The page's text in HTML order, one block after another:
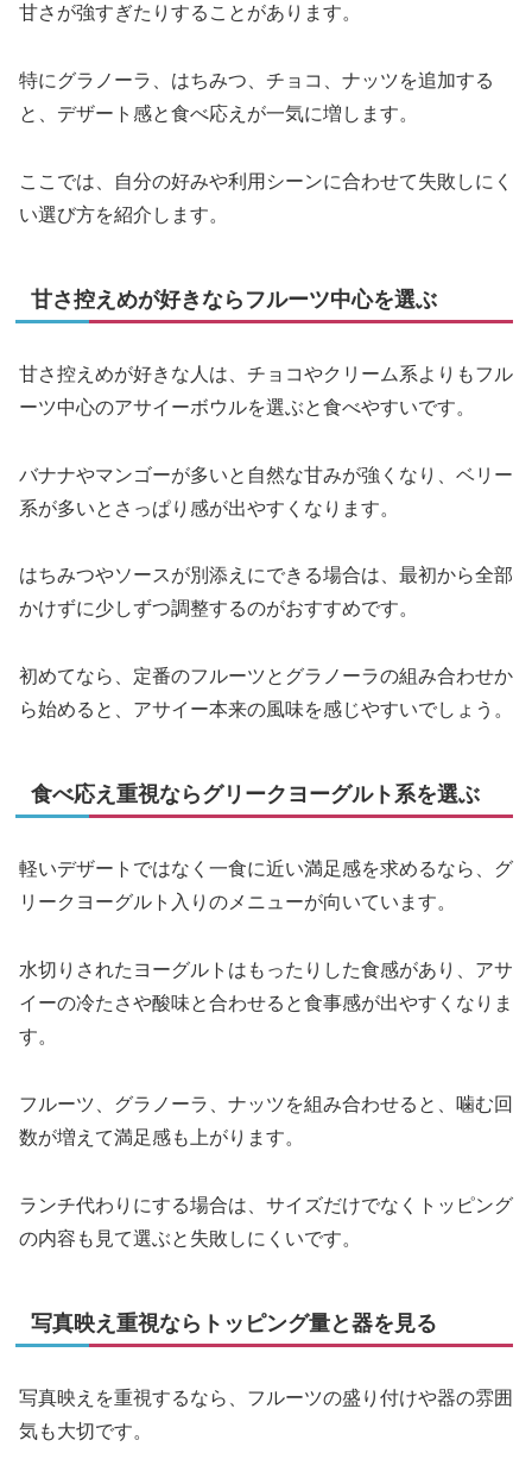
甘さが強すぎたりすることがあります。
特にグラノーラ、はちみつ、チョコ、ナッツを追加する
と、デザート感と食べ応えが一気に増します。
ここでは、自分の好みや利用シーンに合わせて失敗しにく
い選び方を紹介します。
甘さ控えめが好きならフルーツ中心を選ぶ
甘さ控えめが好きな人は、チョコやクリーム系よりもフル
ーツ中心のアサイーボウルを選ぶと食べやすいです。
バナナやマンゴーが多いと自然な甘みが強くなり、ベリー
系が多いとさっぱり感が出やすくなります。
はちみつやソースが別添えにできる場合は、最初から全部
かけずに少しずつ調整するのがおすすめです。
初めてなら、定番のフルーツとグラノーラの組み合わせか
ら始めると、アサイー本来の風味を感じやすいでしょう。
食べ応え重視ならグリークヨーグルト系を選ぶ
軽いデザートではなく一食に近い満足感を求めるなら、グ
リークヨーグルト入りのメニューが向いています。
水切りされたヨーグルトはもったりした食感があり、アサ
イーの冷たさや酸味と合わせると食事感が出やすくなりま
す。
フルーツ、グラノーラ、ナッツを組み合わせると、噛む回
数が増えて満足感も上がります。
ランチ代わりにする場合は、サイズだけでなくトッピング
の内容も見て選ぶと失敗しにくいです。
写真映え重視ならトッピング量と器を見る
写真映えを重視するなら、フルーツの盛り付けや器の雰囲
気も大切です。